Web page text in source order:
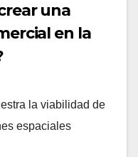
una
en la
la viabilidad de
espaciales